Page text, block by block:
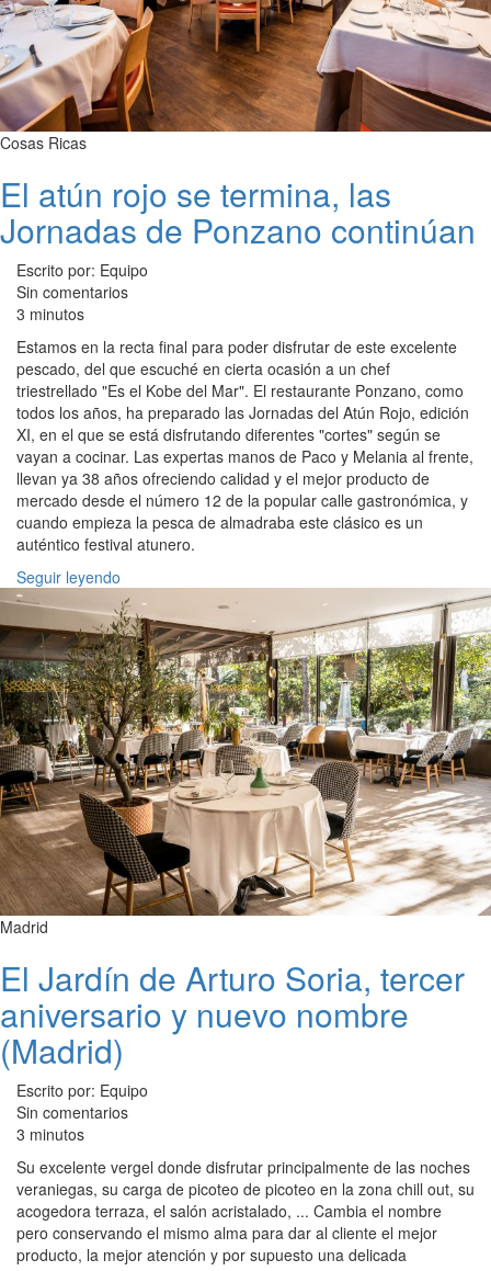
Cosas Ricas
El atún rojo se termina, las
Jornadas de Ponzano continúan
Escrito por: Equipo
Sin comentarios
3 minutos
Estamos en la recta final para poder disfrutar de este excelente
pescado, del que escuché en cierta ocasión a un chef
triestrellado "Es el Kobe del Mar". El restaurante Ponzano, como
todos los años, ha preparado las Jornadas del Atún Rojo, edición
XI, en el que se está disfrutando diferentes "cortes" según se
vayan a cocinar. Las expertas manos de Paco y Melania al frente,
llevan ya 38 años ofreciendo calidad y el mejor producto de
mercado desde el número 12 de la popular calle gastronómica, y
cuando empieza la pesca de almadraba este clásico es un
auténtico festival atunero.
Seguir leyendo
Madrid
El Jardín de Arturo Soria, tercer
aniversario y nuevo nombre
(Madrid)
Escrito por: Equipo
Sin comentarios
3 minutos
Su excelente vergel donde disfrutar principalmente de las noches
veraniegas, su carga de picoteo de picoteo en la zona chill out, su
acogedora terraza, el salón acristalado, ... Cambia el nombre
pero conservando el mismo alma para dar al cliente el mejor
producto, la mejor atención y por supuesto una delicada